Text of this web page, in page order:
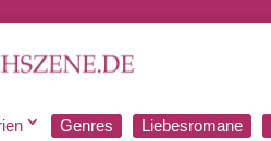
Genres Liebesromane